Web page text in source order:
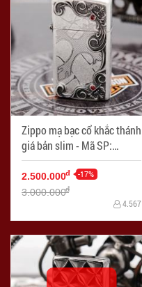
Zippo mạ bạc cổ khắc thánh
giá bản slim - Mã SP:
ZPC1904-S
2.500.000đ -17%
3.000.000đ
4.567